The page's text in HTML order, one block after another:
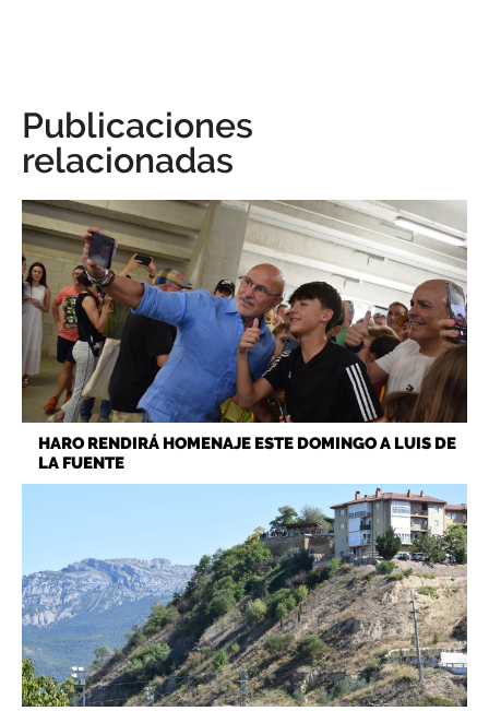
Publicaciones
relacionadas
HARO RENDIRÁ HOMENAJE ESTE DOMINGO A LUIS DE
LA FUENTE